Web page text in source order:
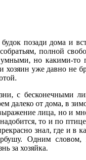
позади дома и
полной
но какими-то
уже давно не
с бесконечными
далеко от дома, в
лица, но и
то и по
знал, где и в
Одним
за хозяйка.